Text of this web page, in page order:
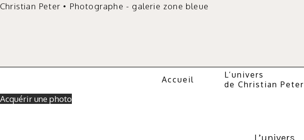
Aller
Christian Peter • Photographe - galerie zone bleue
Accueil
L’univers
de Christian Peter
Acquérir une photo